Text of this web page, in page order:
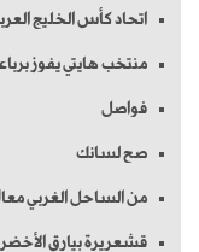
اتحاد كأس الخليج
منتخب هايتي يفوز
فواصل
صح لسانك
من الساحل الغربي
قشعريرة بيارق